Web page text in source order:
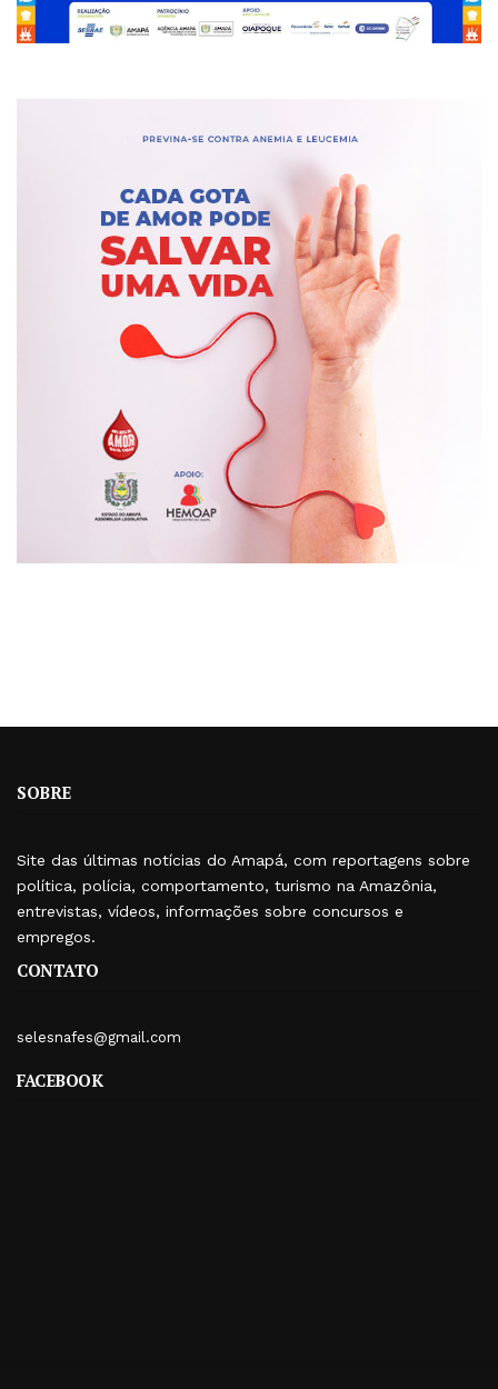
SOBRE
Site das últimas notícias do Amapá, com reportagens sobre
política, polícia, comportamento, turismo na Amazônia,
entrevistas, vídeos, informações sobre concursos e
empregos.
CONTATO
selesnafes@gmail.com
FACEBOOK